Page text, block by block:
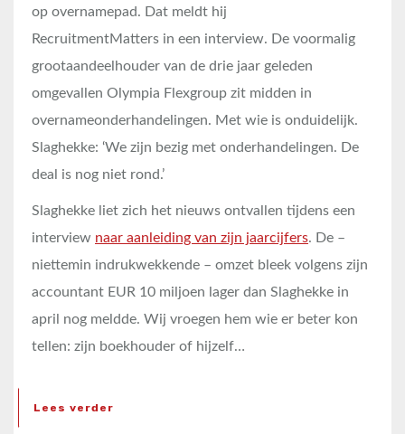
op overnamepad. Dat meldt hij
RecruitmentMatters in een interview. De voormalig
grootaandeelhouder van de drie jaar geleden
omgevallen Olympia Flexgroup zit midden in
overnameonderhandelingen. Met wie is onduidelijk.
Slaghekke: ‘We zijn bezig met onderhandelingen. De
deal is nog niet rond.’
Slaghekke liet zich het nieuws ontvallen tijdens een
interview naar aanleiding van zijn jaarcijfers. De –
niettemin indrukwekkende – omzet bleek volgens zijn
accountant EUR 10 miljoen lager dan Slaghekke in
april nog meldde. Wij vroegen hem wie er beter kon
tellen: zijn boekhouder of hijzelf…
Lees verder